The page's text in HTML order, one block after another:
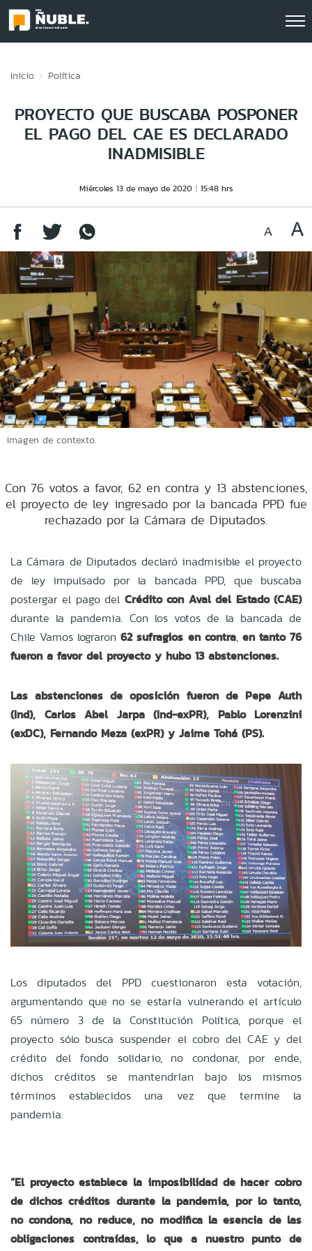
Inicio Política
PROYECTO QUE BUSCABA POSPONER
EL PAGO DEL CAE ES DECLARADO
INADMISIBLE
Miércoles 13 de mayo de 2020 15:48 hrs
Imagen de contexto.
Con 76 votos a favor, 62 en contra y 13 abstenciones,
el proyecto de ley ingresado por la bancada PPD fue
rechazado por la Cámara de Diputados.
La Cámara de Diputados declaró inadmisible el proyecto
de ley impulsado por la bancada PPD, que buscaba
postergar el pago del Crédito con Aval del Estado (CAE)
durante la pandemia. Con los votos de la bancada de
Chile Vamos lograron62 sufragios en contra, en tanto 76
fueron a favor del proyecto y hubo 13 abstenciones.
Las abstenciones de oposición fueron de Pepe Auth
(Ind), Carlos Abel Jarpa (Ind-exPR), Pablo Lorenzini
(exDC), Fernando Meza (exPR) y Jaime Tohá (PS).
Los diputados del PPD cuestionaron esta votación,
argumentando que no se estaría vulnerando el artículo
65 número 3 de la Constitución Política, porque el
proyecto sólo busca suspender el cobro del CAE y del
crédito del fondo solidario, no condonar, por ende,
dichos créditos se mantendrían bajo los mismos
términos establecidos una vez que termine la
pandemia.
“El proyecto establece la imposibilidad de hacer cobro
de dichos créditos durante la pandemia, por lo tanto,
no condona, no reduce, no modifica la esencia de las
obligaciones contraídas, lo que a nuestro punto de